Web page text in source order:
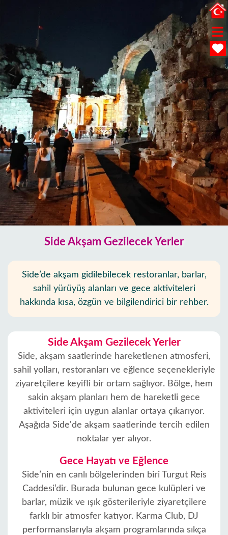
Side Akşam Gezilecek Yerler
Side’de akşam gidilebilecek restoranlar, barlar,
sahil yürüyüş alanları ve gece aktiviteleri
hakkında kısa, özgün ve bilgilendirici bir rehber.
Side Akşam Gezilecek Yerler
Side, akşam saatlerinde hareketlenen atmosferi,
sahil yolları, restoranları ve eğlence seçenekleriyle
ziyaretçilere keyifli bir ortam sağlıyor. Bölge, hem
sakin akşam planları hem de hareketli gece
aktiviteleri için uygun alanlar ortaya çıkarıyor.
Aşağıda Side'de akşam saatlerinde tercih edilen
noktalar yer alıyor.
Gece Hayatı ve Eğlence
Side’nin en canlı bölgelerinden biri Turgut Reis
Caddesi’dir. Burada bulunan gece kulüpleri ve
barlar, müzik ve ışık gösterileriyle ziyaretçilere
farklı bir atmosfer katıyor. Karma Club, DJ
performanslarıyla akşam programlarında sıkça